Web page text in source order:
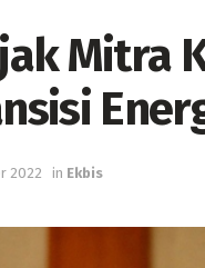
Mitra
2022 in Ekbis